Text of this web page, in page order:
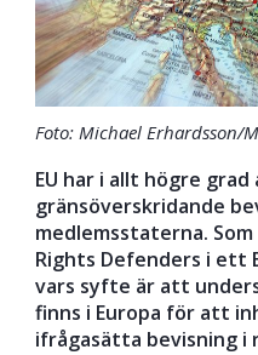
Foto: Michael Erhardsson/
EU har i allt högre
gränsöverskridande
medlemsstaterna.
Rights Defenders i ett
vars syfte är att
finns i Europa för att
ifrågasätta bevisning i